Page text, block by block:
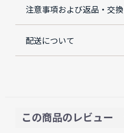
注意事項および返品・交
配送について
この商品のレビュー